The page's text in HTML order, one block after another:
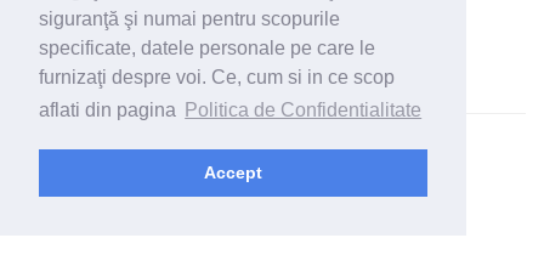
siguranţă şi numai pentru scopurile
specificate, datele personale pe care le
furnizaţi despre voi. Ce, cum si in ce scop
aflati din pagina
Politica de Confidentialitate
Accept
© 2026 - Jurisprudenta.com -Cautare-Termeni si conditii